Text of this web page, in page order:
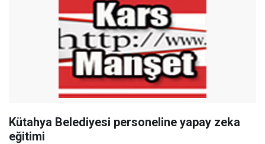
Kütahya Belediyesi personeline yapay zeka
eğitimi